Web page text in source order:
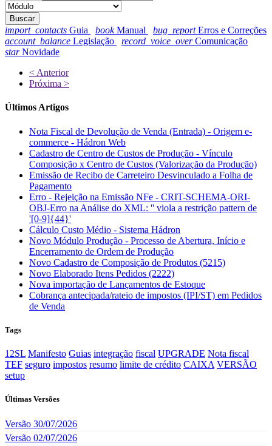
Buscar
import_contacts Guia bookManual bug_reportErros e Correções
account_balance Legislação record_voice_overComunicação
starNovidade
< Anterior
Próxima >
Últimos Artigos
Nota Fiscal de Devolução de Venda (Entrada) - Origem e-
commerce - Hádron Web
Cadastro de Centro de Custos de Produção - Vínculo
Composição x Centro de Custos (Valorização da Produção)
Emissão de Recibo de Carreteiro Desvinculado a Folha de
Pagamento
Erro - Rejeição na Emissão NFe - CRIT-SCHEMA-ORI-
OBJ-Erro na Análise do XML: '' viola a restrição pattern de
'[0-9]{44}'
Cálculo Custo Médio - Sistema Hádron
Novo Módulo Produção - Processo de Abertura, Início e
Encerramento de Ordem de Produção
Novo Cadastro de Composição de Produtos (5215)
Novo Elaborado Itens Pedidos (2222)
Nova importação de Lançamentos de Estoque
Cobrança antecipada/rateio de impostos (IPI/ST) em Pedidos
de Venda
Tags
12SL Manifesto Guias integração fiscal UPGRADE Nota fiscal
TEF seguro impostos resumo limite de crédito CAIXA VERSÃO
setup
Últimas Versões
Versão 30/07/2026
Versão 02/07/2026